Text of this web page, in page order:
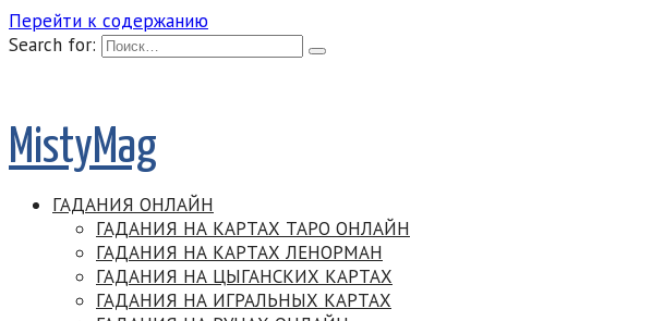
Перейти к содержанию
Search for:
MistyMag
ГАДАНИЯ ОНЛАЙН
ГАДАНИЯ НА КАРТАХ ТАРО ОНЛАЙН
ГАДАНИЯ НА КАРТАХ ЛЕНОРМАН
ГАДАНИЯ НА ЦЫГАНСКИХ КАРТАХ
ГАДАНИЯ НА ИГРАЛЬНЫХ КАРТАХ